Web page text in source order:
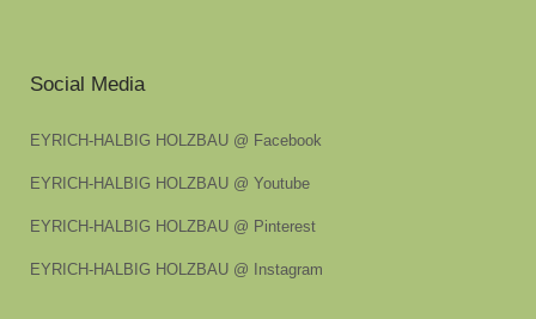
Social Media
EYRICH-HALBIG HOLZBAU @ Facebook
EYRICH-HALBIG HOLZBAU @ Youtube
EYRICH-HALBIG HOLZBAU @ Pinterest
EYRICH-HALBIG HOLZBAU @ Instagram